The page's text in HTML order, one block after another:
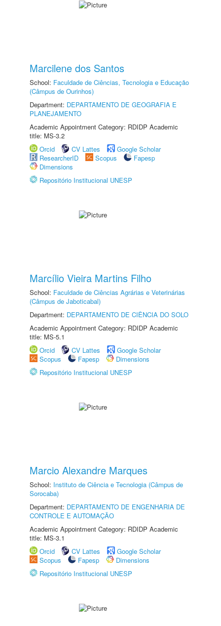
Marcilene dos Santos
School: Faculdade de Ciências, Tecnologia e Educação
(Câmpus de Ourinhos)
Department: DEPARTAMENTO DE GEOGRAFIA E
PLANEJAMENTO
Academic Appointment Category: RDIDP Academic
title: MS-3.2
Orcid
CV Lattes
Google Scholar
ResearcherID
Scopus
Fapesp
Dimensions
Repositório Institucional UNESP
Marcílio Vieira Martins Filho
School: Faculdade de Ciências Agrárias e Veterinárias
(Câmpus de Jaboticabal)
Department: DEPARTAMENTO DE CIÊNCIA DO SOLO
Academic Appointment Category: RDIDP Academic
title: MS-5.1
Orcid
CV Lattes
Google Scholar
Scopus
Fapesp
Dimensions
Repositório Institucional UNESP
Marcio Alexandre Marques
School: Instituto de Ciência e Tecnologia (Câmpus de
Sorocaba)
Department: DEPARTAMENTO DE ENGENHARIA DE
CONTROLE E AUTOMAÇÃO
Academic Appointment Category: RDIDP Academic
title: MS-3.1
Orcid
CV Lattes
Google Scholar
Scopus
Fapesp
Dimensions
Repositório Institucional UNESP